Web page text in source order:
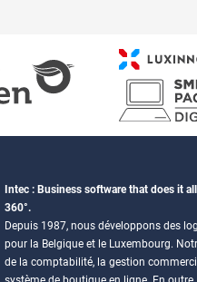
Intec : Business software that does it
360°.
Depuis 1987, nous développons des
pour la Belgique et le Luxembourg.
de la comptabilité, la gestion